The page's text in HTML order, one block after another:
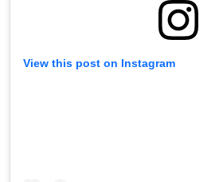
View this post on Instagram